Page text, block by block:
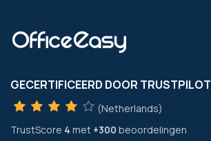
GECERTIFICEERD DOOR TRUSTPILOT
(Netherlands)
TrustScore 4 met +300 beoordelingen